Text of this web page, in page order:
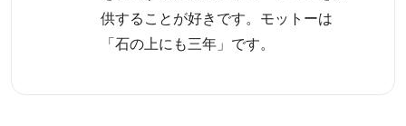
供することが好きです。モットーは
「石の上にも三年」です。